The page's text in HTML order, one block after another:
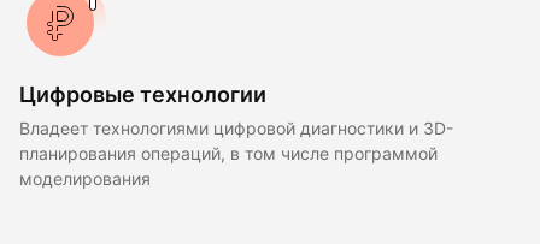
Цифровые технологии
Владеет технологиями цифровой диагностики и 3D-
планирования операций, в том числе программой
моделирования